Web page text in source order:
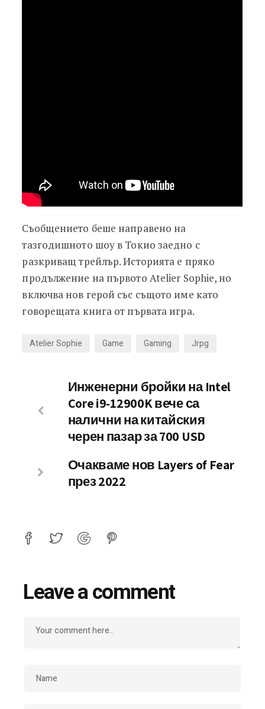
Съобщението беше направено на
тазгодишното шоу в Токио заедно с
разкриващ трейлър. Историята е пряко
продължение на първото Atelier Sophie, но
включва нов герой със същото име като
говорещата книга от първата игра.
Atelier Sophie Game Gaming Jrpg
Инженерни бройки на Intel
Core i9-12900K вече са
налични на китайския
черен пазар за 700 USD
Очакваме нов Layers of Fear
през 2022
Leave a comment